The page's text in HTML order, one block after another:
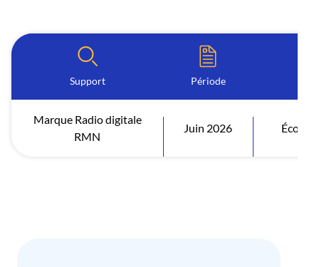
Support Période
Marque Radio digitale
RMN
Juin 2026